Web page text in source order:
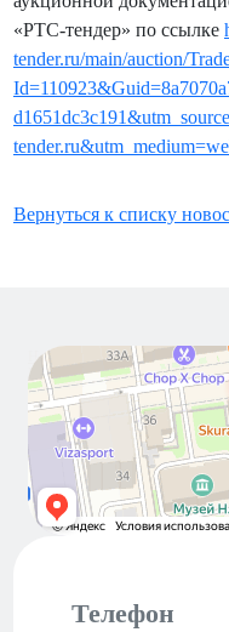
«РТС-тендер» по ссылке
tender.ru/main/auction/
Вернуться к списку
Новосибирск
Коммунистическая улица, 40 —
Телефон